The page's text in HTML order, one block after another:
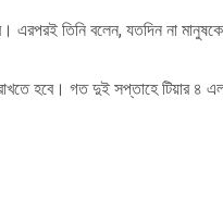
তিনি বলেন, যতদিন না
হবে। গত দুই সপ্তাহে টিয়ার